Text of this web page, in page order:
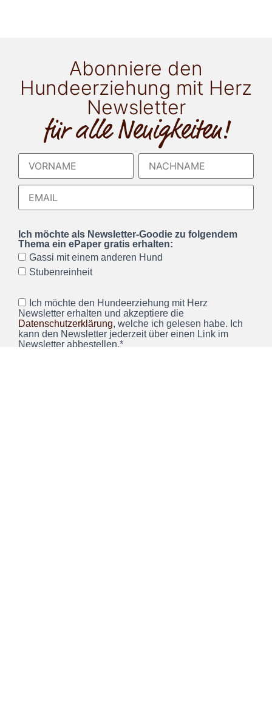
Abonniere den
Hundeerziehung mit Herz
Newsletter
für alle Neuigkeiten!
Ich möchte als Newsletter-Goodie zu folgendem
Thema ein ePaper gratis erhalten:
Gassi mit einem anderen Hund
Stubenreinheit
Ich möchte den Hundeerziehung mit Herz
Newsletter erhalten und akzeptiere die
Datenschutzerklärung, welche ich gelesen habe. Ich
kann den Newsletter jederzeit über einen Link im
Newsletter abbestellen.*